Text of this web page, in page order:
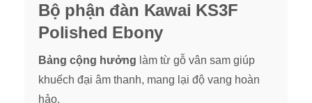
Bộ phận đàn Kawai KS3F
Polished Ebony
Bảng cộng hưởng làm từ gỗ vân sam giúp
khuếch đại âm thanh, mang lại độ vang hoàn
hảo.